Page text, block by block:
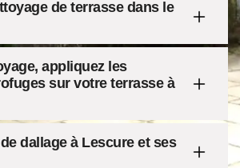
de terrasse dans le
appliquez les
sur votre terrasse à
dallage à Lescure et ses